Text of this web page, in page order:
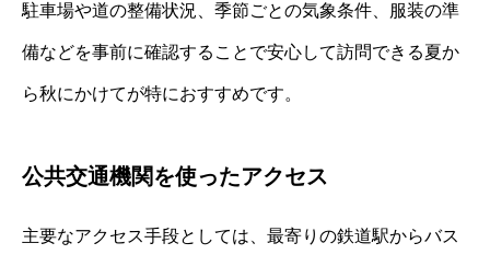
駐車場や道の整備状況、季節ごとの気象条件、服装の準
備などを事前に確認することで安心して訪問できる夏か
ら秋にかけてが特におすすめです。
公共交通機関を使ったアクセス
主要なアクセス手段としては、最寄りの鉄道駅からバス